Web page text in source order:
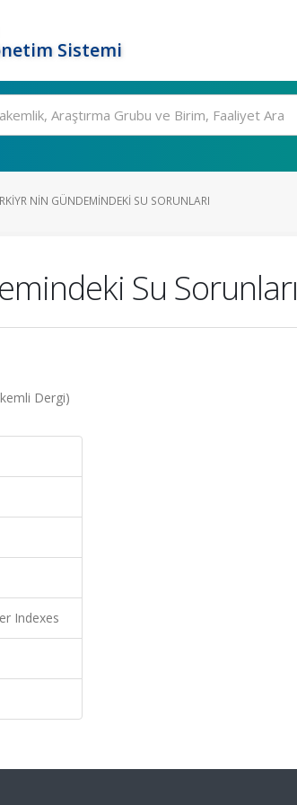
Sistemi
NIN GÜNDEMINDEKI SU SORUNLARI
Su Sorunları
Dergi)
Indexes